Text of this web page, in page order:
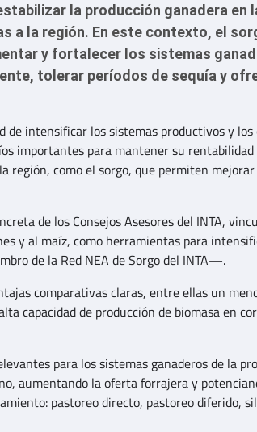
la producción ganadera en
a la región. En este contexto, el
y fortalecer los sistemas
tolerar períodos de sequía y
de intensificar los sistemas productivos y
importantes para mantener su
región, como el sorgo, que permiten
de los Consejos Asesores del INTA,
y al maíz, como herramientas para
de la Red NEA de Sorgo del INTA—.
comparativas claras, entre ellas un
capacidad de producción de biomasa en
para los sistemas ganaderos de la
aumentando la oferta forrajera y
pastoreo directo, pastoreo diferido,